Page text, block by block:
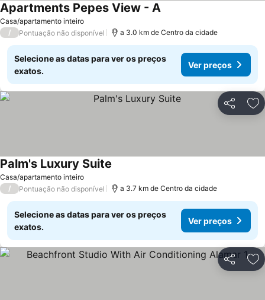
Casa/apartamento inteiro
Apartments Pepes View - AVer preços
/ Pontuação não disponível a 3.0 km de Centro da cidade
Selecione as datas para ver os preços
exatos.
Ver preços
Partilhar
Casa/apartamento inteiro
Palm's Luxury Suite
/ Pontuação não disponível a 3.7 km de Centro da cidade
Selecione as datas para ver os preços
exatos.
Ver preços
Partilhar